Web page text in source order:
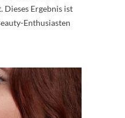
Ergebnis ist
Enthusiasten